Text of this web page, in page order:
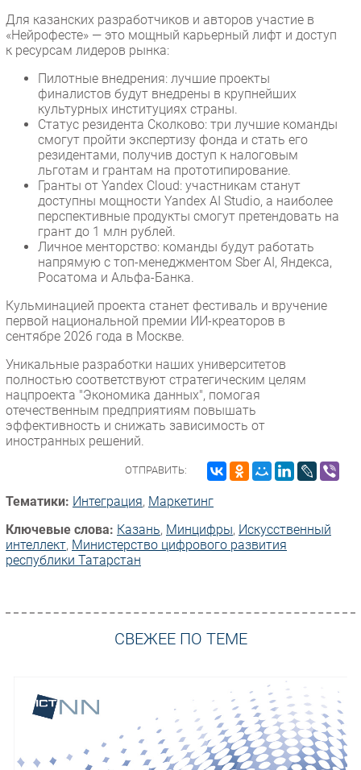
Для казанских разработчиков и авторов участие в
«Нейрофесте» — это мощный карьерный лифт и доступ
к ресурсам лидеров рынка:
Пилотные внедрения: лучшие проекты
финалистов будут внедрены в крупнейших
культурных институциях страны.
Статус резидента Сколково: три лучшие команды
смогут пройти экспертизу фонда и стать его
резидентами, получив доступ к налоговым
льготам и грантам на прототипирование.
Гранты от Yandex Cloud: участникам станут
доступны мощности Yandex AI Studio, а наиболее
перспективные продукты смогут претендовать на
грант до 1 млн рублей.
Личное менторство: команды будут работать
напрямую с топ-менеджментом Sber AI, Яндекса,
Росатома и Альфа-Банка.
Кульминацией проекта станет фестиваль и вручение
первой национальной премии ИИ-креаторов в
сентябре 2026 года в Москве.
Уникальные разработки наших университетов
полностью соответствуют стратегическим целям
нацпроекта "Экономика данных", помогая
отечественным предприятиям повышать
эффективность и снижать зависимость от
иностранных решений.
ОТПРАВИТЬ:
Тематики: Интеграция, Маркетинг
Ключевые слова: Казань, Минцифры, Искусственный
интеллект, Министерство цифрового развития
республики Татарстан
СВЕЖЕЕ ПО ТЕМЕ